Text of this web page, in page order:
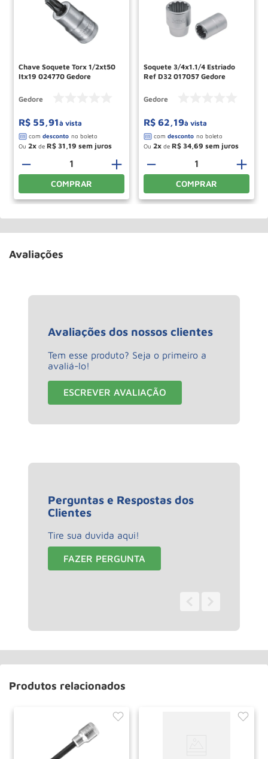
Chave Soquete Torx 1/2xt50
Itx19 024770 Gedore
Gedore
R$ 55 91à vista
Ou 2 de R$ 31 19
＋
－
COMPRAR
Soquete 3/4x1.1/4 Estriado
Ref D32 017057 Gedore
Gedore
R$ 62 19à vista
Ou 2 de R$ 34 69
＋
－
COMPRAR
Avaliações
Avaliações dos nossos clientes
Tem esse produto? Seja o primeiro a
avaliá-lo!
ESCREVER AVALIAÇÃO
Perguntas e Respostas dos
Clientes
Tire sua duvida aqui!
FAZER PERGUNTA
Produtos relacionados